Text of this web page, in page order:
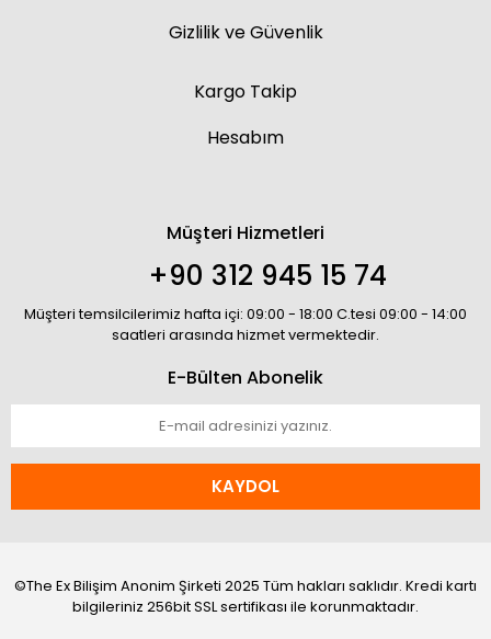
Gizlilik ve Güvenlik
Kargo Takip
Hesabım
Müşteri Hizmetleri
+90 312 945 15 74
Müşteri temsilcilerimiz hafta içi: 09:00 - 18:00 C.tesi 09:00 - 14:00
saatleri arasında hizmet vermektedir.
E-Bülten Abonelik
KAYDOL
©The Ex Bilişim Anonim Şirketi 2025 Tüm hakları saklıdır. Kredi kartı
bilgileriniz 256bit SSL sertifikası ile korunmaktadır.